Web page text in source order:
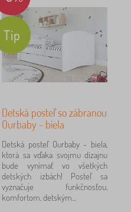
Tip
Detská posteľ so zábranou
Ourbaby - biela
Detská posteľ Ourbaby - biela,
ktorá sa vďaka svojmu dizajnu
bude vynímať vo všetkých
detských izbách! Posteľ sa
vyznačuje funkčnosťou,
komfortom, detským...